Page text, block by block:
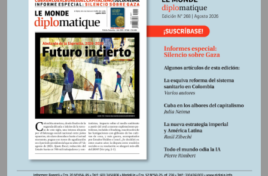
investigadores, dejará marca indeleble en el país. Muchos
de ellos integraron la revista Mito , en la cual García
Márquez publicó por primera vez. En esta generación
también están inscritos Jorge Gaitán Durán(La revolución
invisible) y Álvaro Mutis. Y en las ciencias sociales
Estanislao Zuleta, Mario Arrubla, Jorge Villegas. En el cine
quedan cintas de grata recordación como las de Julio
Luzardo (El río de las tumbas) y el documental de Pepe y
Carlos Sánchez sobre la resistencia de Marquetalia. En el
teatro emergerán creadores como Enrique Buenaventura y
Santiago García. Hasta aquí algunos de los nombres y